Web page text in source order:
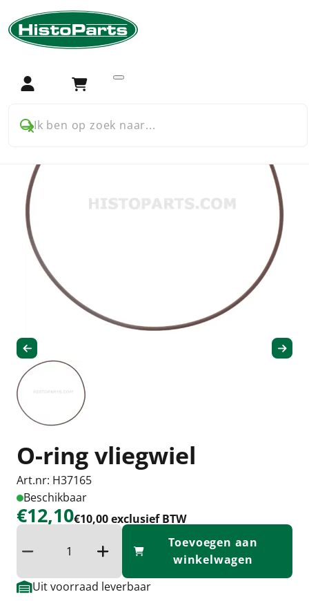
Login Winkelwagen
Ik ben op zoek naar...
Home Trekker onderdelen
Case International XL cabine
O-ring vliegwiel
O-ring vliegwiel
Art.nr: H37165
Beschikbaar
€12,10€10,00 exclusief BTW
Verminder hoeveelheidVerhoog de hoeveelheid
Toevoegen aan
winkelwagen
Uit voorraad leverbaar